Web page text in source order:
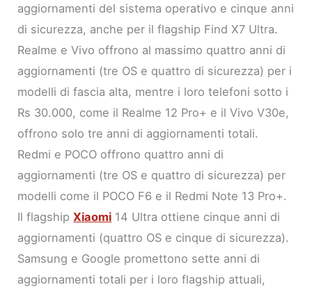
aggiornamenti del sistema operativo e cinque anni
di sicurezza, anche per il flagship Find X7 Ultra.
Realme e Vivo offrono al massimo quattro anni di
aggiornamenti (tre OS e quattro di sicurezza) per i
modelli di fascia alta, mentre i loro telefoni sotto i
Rs 30.000, come il Realme 12 Pro+ e il Vivo V30e,
offrono solo tre anni di aggiornamenti totali.
Redmi e POCO offrono quattro anni di
aggiornamenti (tre OS e quattro di sicurezza) per
modelli come il POCO F6 e il Redmi Note 13 Pro+.
Il flagshipXiaomi 14 Ultra ottiene cinque anni di
aggiornamenti (quattro OS e cinque di sicurezza).
Samsung e Google promettono sette anni di
aggiornamenti totali per i loro flagship attuali,